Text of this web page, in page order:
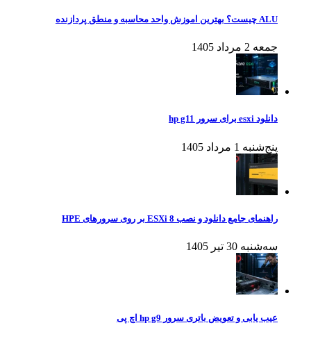
ALU چیست؟ بهترین اموزش واحد محاسبه و منطق پردازنده
جمعه 2 مرداد 1405
دانلود esxi برای سرور hp g11
پنج‌شنبه 1 مرداد 1405
راهنمای جامع دانلود و نصب ESXi 8 بر روی سرورهای HPE
سه‌شنبه 30 تیر 1405
عیب یابی و تعویض باتری سرور hp g9 اچ پی